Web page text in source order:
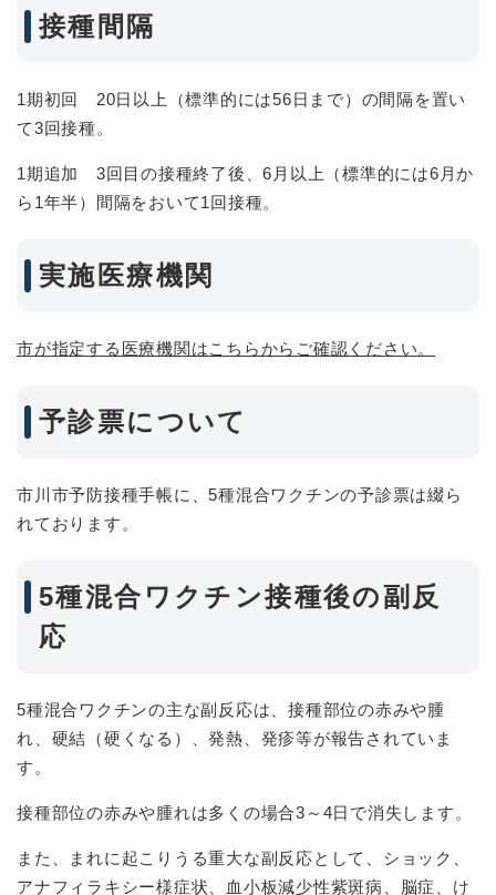
接種間隔
1期初回 20日以上（標準的には56日まで）の間隔を置い
て3回接種。
1期追加 3回目の接種終了後、6月以上（標準的には6月か
ら1年半）間隔をおいて1回接種。
実施医療機関
市が指定する医療機関はこちらからご確認ください。
予診票について
市川市予防接種手帳に、5種混合ワクチンの予診票は綴ら
れております。
5種混合ワクチン接種後の副反
応
5種混合ワクチンの主な副反応は、接種部位の赤みや腫
れ、硬結（硬くなる）、発熱、発疹等が報告されていま
す。
接種部位の赤みや腫れは多くの場合3～4日で消失します。
また、まれに起こりうる重大な副反応として、ショック、
アナフィラキシー様症状、血小板減少性紫斑病、脳症、け